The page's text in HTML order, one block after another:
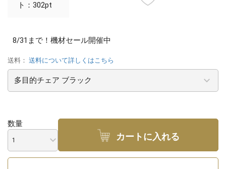
ト：302pt
8/31まで！機材セール開催中
送料： 送料について詳しくはこちら
数量
カートに入れる